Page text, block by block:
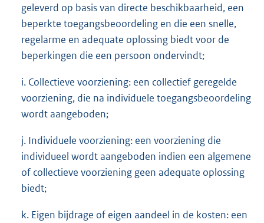
geleverd op basis van directe beschikbaarheid, een
beperkte toegangsbeoordeling en die een snelle,
regelarme en adequate oplossing biedt voor de
beperkingen die een persoon ondervindt;
i. Collectieve voorziening: een collectief geregelde
voorziening, die na individuele toegangsbeoordeling
wordt aangeboden;
j. Individuele voorziening: een voorziening die
individueel wordt aangeboden indien een algemene
of collectieve voorziening geen adequate oplossing
biedt;
k. Eigen bijdrage of eigen aandeel in de kosten: een